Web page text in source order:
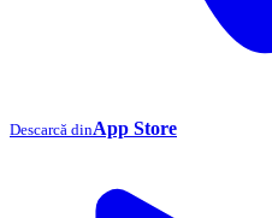
Descarcă dinApp Store